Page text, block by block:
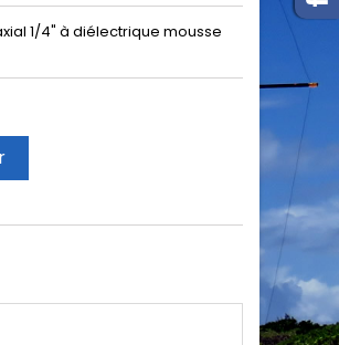
1/4" à diélectrique mousse